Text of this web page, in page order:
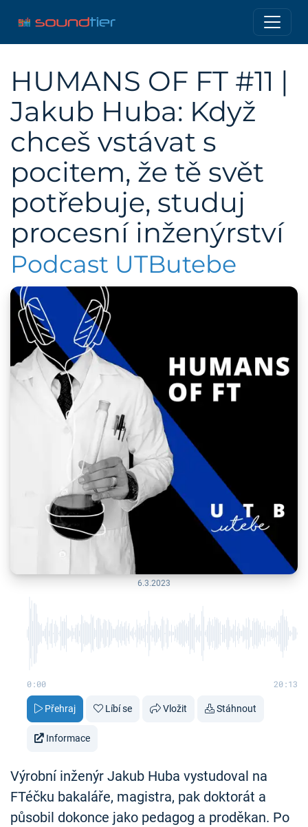
HUMANS OF FT #11 |
Jakub Huba: Když
chceš vstávat s
pocitem, že tě svět
potřebuje, studuj
procesní inženýrství
Podcast UTButebe
6.3.2023
0:00 20:13
Přehraj Líbí se Vložit Stáhnout
Informace
Výrobní inženýr Jakub Huba vystudoval na
FTéčku bakaláře, magistra, pak doktorát a
působil dokonce jako pedagog a proděkan. Po